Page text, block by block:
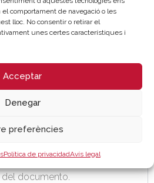
comportament de navegació o les
lloc. No consentir o retirar el
unes certes característiques i
Acceptar
Denegar
preferències
Política de privacidadAvís legal
FSE, debidamente
por el contratado.
contratada.
formalizado.
fecha posterior al inicio del
de cuenta corriente que
la entidad financiera.
del documento.